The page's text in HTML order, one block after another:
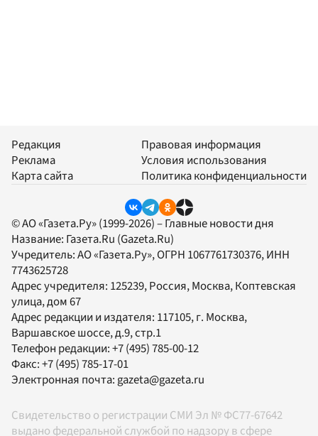
Редакция
Реклама
Карта сайта
Правовая информация
Условия использования
Политика конфиденциальности
© АО «Газета.Ру» (1999-2026) – Главные новости дня
Название: Газета.Ru (Gazeta.Ru)
Учредитель:АО «Газета.Ру», ОГРН 1067761730376, ИНН
7743625728
Адрес учредителя: 125239, Россия, Москва, Коптевская
улица, дом 67
Адрес редакции и издателя: 117105, г. Москва,
Варшавское шоссе, д.9, стр.1
Телефон редакции:+7 (495) 785-00-12
Факс:+7 (495) 785-17-01
Электронная почта: gazeta@gazeta.ru
Свидетельство о регистрации СМИ Эл № ФС77-67642
выдано федеральной службой по надзору в сфере